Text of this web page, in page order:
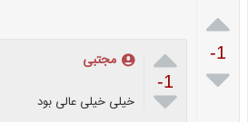

-1


-1

مجتبی
خیلی خیلی عالی بود